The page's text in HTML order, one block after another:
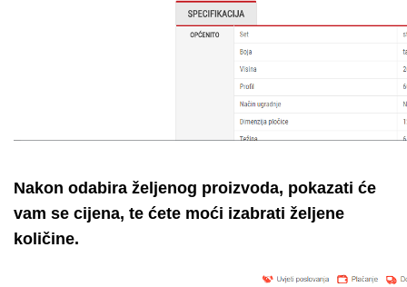
Nakon odabira željenog proizvoda, pokazati će
vam se cijena, te ćete moći izabrati željene
količine.